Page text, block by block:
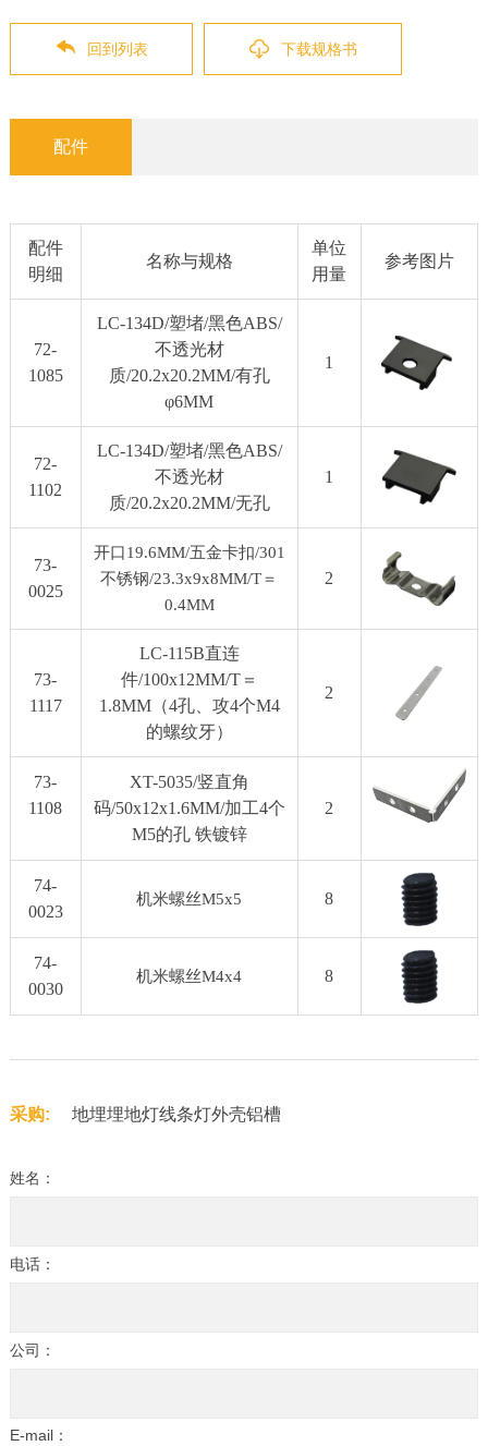
回到列表 下载规格书
配件
配件
明细
名称与规格
单位
用量
参考图片
72-
1085
LC-134D/塑堵/黑色ABS/
不透光材
质/20.2x20.2MM/有孔
φ6MM
1
72-
1102
LC-134D/塑堵/黑色ABS/
不透光材
质/20.2x20.2MM/无孔
1
73-
0025
开口19.6MM/五金卡扣/301
不锈钢/23.3x9x8MM/T＝
0.4MM
2
73-
1117
LC-115B直连
件/100x12MM/T＝
1.8MM（4孔、攻4个M4
的螺纹牙）
2
73-
1108
XT-5035/竖直角
码/50x12x1.6MM/加工4个
M5的孔 铁镀锌
2
74-
0023
机米螺丝M5x5 8
74-
0030
机米螺丝M4x4 8
采购: 地埋埋地灯线条灯外壳铝槽
姓名：
电话：
公司：
E-mail：